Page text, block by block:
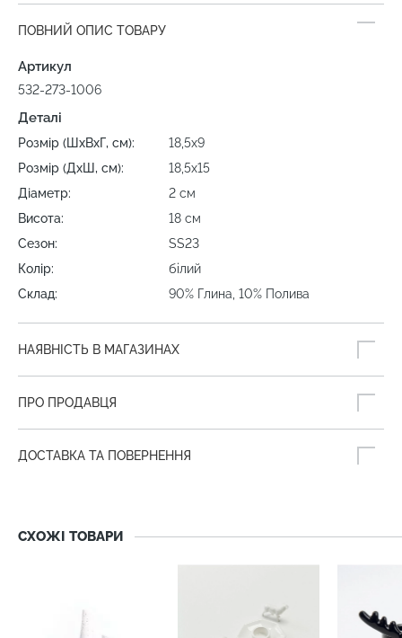
ПОВНИЙ ОПИС ТОВАРУ
Артикул
532-273-1006
Деталі
Розмір (ШхВхГ, см):
18,5х9
Розмір (ДхШ, см):
18,5х15
Діаметр:
2 см
Висота:
18 см
Сезон:
SS23
Колір:
білий
Склад:
90% Глина, 10% Полива
НАЯВНІСТЬ В МАГАЗИНАХ
ПРО ПРОДАВЦЯ
ДОСТАВКА ТА ПОВЕРНЕННЯ
СХОЖІ ТОВАРИ